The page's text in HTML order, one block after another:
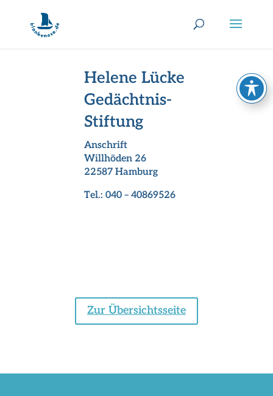
Helene Lücke
Gedächtnis-
Stiftung
Anschrift
Willhöden 26
22587 Hamburg
Tel.: 040 – 40869526
Zur Übersichtsseite